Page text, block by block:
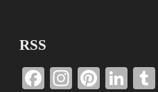
RSS
Facebook
Instagram